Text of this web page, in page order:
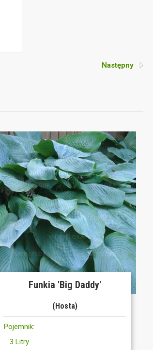
Następny
Funkia 'Big Daddy'
(Hosta)
Pojemnik:
3 Litry